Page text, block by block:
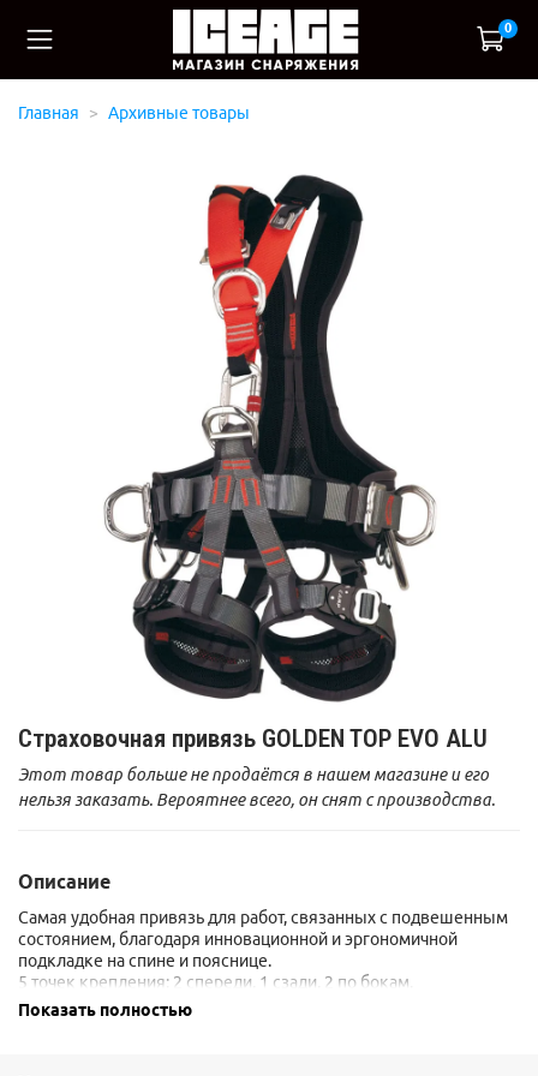
0
Главная Архивные товары
Страховочная привязь GOLDEN TOP EVO ALU
Этот товар больше не продаётся в нашем магазине и его
нельзя заказать. Вероятнее всего, он снят с производства.
Описание
Самая удобная привязь для работ, связанных с подвешенным
состоянием, благодаря инновационной и эргономичной
подкладке на спине и пояснице.
5 точек крепления: 2 спереди, 1 сзади, 2 по бокам.
Встроена система для крепления подержки грудного зажима.
Показать полностью